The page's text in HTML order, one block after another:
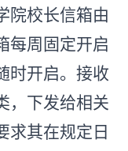
院校长信箱由
每周固定开启
时开启。接收
，下发给相关
求其在规定日